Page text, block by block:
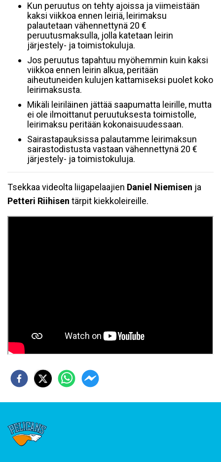
Kun peruutus on tehty ajoissa ja viimeistään
kaksi viikkoa ennen leiriä, leirimaksu
palautetaan vähennettynä 20 €
peruutusmaksulla, jolla katetaan leirin
järjestely- ja toimistokuluja.
Jos peruutus tapahtuu myöhemmin kuin kaksi
viikkoa ennen leirin alkua, peritään
aiheutuneiden kulujen kattamiseksi puolet koko
leirimaksusta.
Mikäli leiriläinen jättää saapumatta leirille, mutta
ei ole ilmoittanut peruutuksesta toimistolle,
leirimaksu peritään kokonaisuudessaan.
Sairastapauksissa palautamme leirimaksun
sairastodistusta vastaan vähennettynä 20 €
järjestely- ja toimistokuluja.
Tsekkaa videolta liigapelaajien Daniel Niemisen ja
Petteri Riihisen tärpit kiekkoleireille.